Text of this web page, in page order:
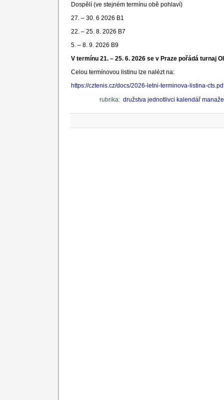
Dospělí (ve stejném termínu obě pohlaví)
27. – 30. 6 2026 B1
22. – 25. 8. 2026 B7
5. – 8. 9. 2026 B9
V termínu 21. – 25. 6. 2026 se v Praze pořádá turnaj
Celou termínovou listinu lze nalézt na:
https://cztenis.cz/docs/2026-letni-terminova-listina-
rubrika: družstva jednotlivci kalendář